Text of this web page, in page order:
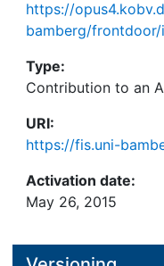
https://
bamberg/
Type:
Contribution to an
URI:
https://fis.uni-
Activation date:
May 26, 2015